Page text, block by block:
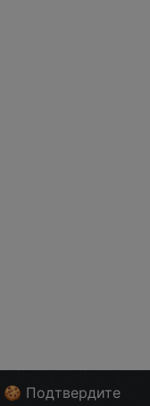
🍪 Подтвердите